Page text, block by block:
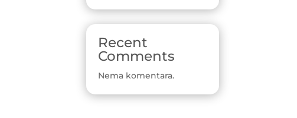
Recent
Comments
Nema komentara.